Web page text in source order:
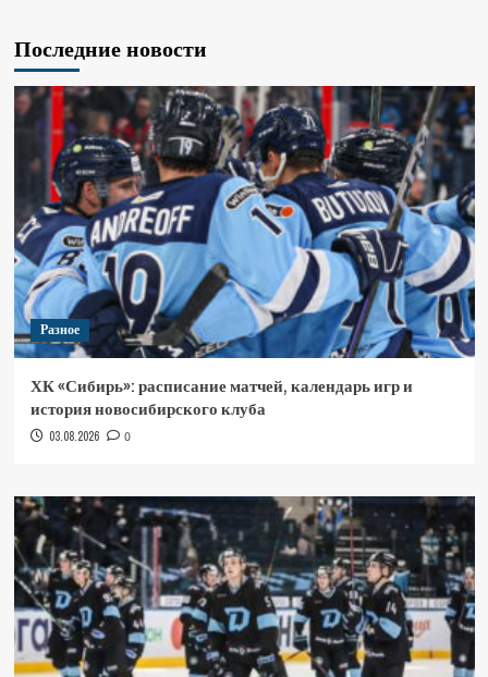
Последние новости
Разное
ХК «Сибирь»: расписание матчей, календарь игр и
история новосибирского клуба
03.08.2026 0